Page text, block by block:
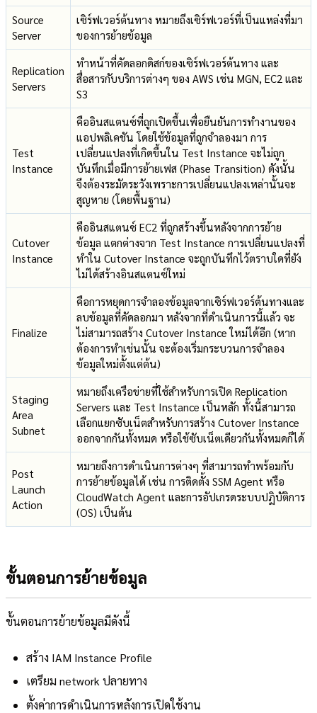
Source
Server
เซิร์ฟเวอร์ต้นทาง หมายถึงเซิร์ฟเวอร์ที่เป็นแหล่งที่มา
ของการย้ายข้อมูล
Replication
Servers
ทำหน้าที่คัดลอกดิสก์ของเซิร์ฟเวอร์ต้นทาง และ
สื่อสารกับบริการต่างๆ ของ AWS เช่น MGN, EC2 และ
S3
Test
Instance
คืออินสแตนซ์ที่ถูกเปิดขึ้นเพื่อยืนยันการทำงานของ
แอปพลิเคชัน โดยใช้ข้อมูลที่ถูกจำลองมา การ
เปลี่ยนแปลงที่เกิดขึ้นใน Test Instance จะไม่ถูก
บันทึกเมื่อมีการย้ายเฟส (Phase Transition) ดังนั้น
จึงต้องระมัดระวังเพราะการเปลี่ยนแปลงเหล่านั้นจะ
สูญหาย (โดยพื้นฐาน)
Cutover
Instance
คืออินสแตนซ์ EC2 ที่ถูกสร้างขึ้นหลังจากการย้าย
ข้อมูล แตกต่างจาก Test Instance การเปลี่ยนแปลงที่
ทำใน Cutover Instance จะถูกบันทึกไว้ตราบใดที่ยัง
ไม่ได้สร้างอินสแตนซ์ใหม่
Finalize
คือการหยุดการจำลองข้อมูลจากเซิร์ฟเวอร์ต้นทางและ
ลบข้อมูลที่คัดลอกมา หลังจากที่ดำเนินการนี้แล้ว จะ
ไม่สามารถสร้าง Cutover Instance ใหม่ได้อีก (หาก
ต้องการทำเช่นนั้น จะต้องเริ่มกระบวนการจำลอง
ข้อมูลใหม่ตั้งแต่ต้น)
Staging
Area
Subnet
หมายถึงเครือข่ายที่ใช้สำหรับการเปิด Replication
Servers และ Test Instance เป็นหลัก ทั้งนี้สามารถ
เลือกแยกซับเน็ตสำหรับการสร้าง Cutover Instance
ออกจากกันทั้งหมด หรือใช้ซับเน็ตเดียวกันทั้งหมดก็ได้
Post
Launch
Action
หมายถึงการดำเนินการต่างๆ ที่สามารถทำพร้อมกับ
การย้ายข้อมูลได้ เช่น การติดตั้ง SSM Agent หรือ
CloudWatch Agent และการอัปเกรดระบบปฏิบัติการ
(OS) เป็นต้น
ขั้นตอนการย้ายข้อมูล
ขั้นตอนการย้ายข้อมูลมีดังนี้
สร้าง IAM Instance Profile
เตรียม network ปลายทาง
ตั้งค่าการดำเนินการหลังการเปิดใช้งาน